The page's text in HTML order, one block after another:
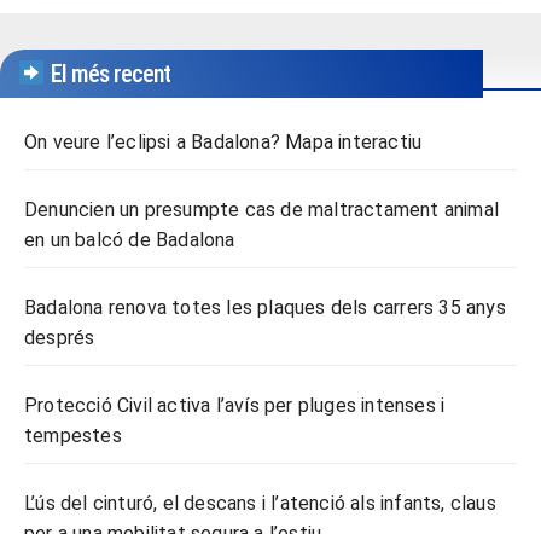
El més recent
On veure l’eclipsi a Badalona? Mapa interactiu
Denuncien un presumpte cas de maltractament animal
en un balcó de Badalona
Badalona renova totes les plaques dels carrers 35 anys
després
Protecció Civil activa l’avís per pluges intenses i
tempestes
L’ús del cinturó, el descans i l’atenció als infants, claus